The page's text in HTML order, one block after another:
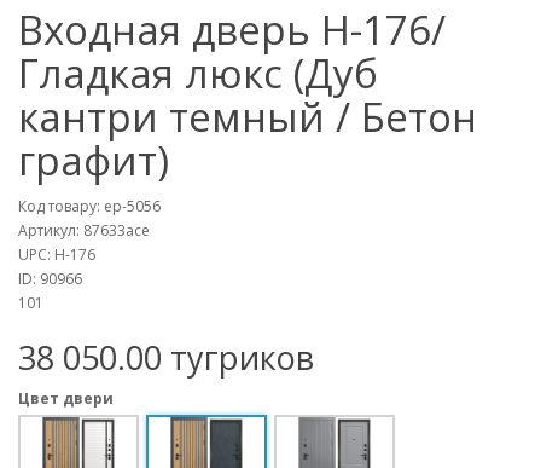
Входная дверь Н-176/
Гладкая люкс (Дуб
кантри темный / Бетон
графит)
Код товару: ep-5056
Артикул: 87633ace
UPC: Н-176
ID: 90966
101
38 050.00 тугриков
Цвет двери